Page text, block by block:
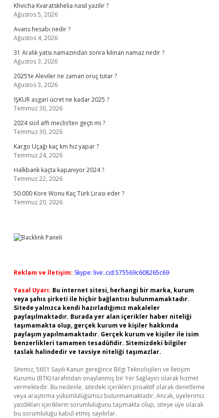
Khvicha Kvaratskhelia nasıl yazılır ?
Ağustos 5, 2026
Avans hesabı nedir ?
Ağustos 4, 2026
31 Aralık yatsı namazından sonra kılınan namaz nedir ?
Ağustos 3, 2026
2025’te Aleviler ne zaman oruç tutar ?
Ağustos 3, 2026
İŞKUR asgari ücret ne kadar 2025 ?
Temmuz 30, 2026
2024 sicil affı meclis’ten geçti mi ?
Temmuz 30, 2026
Kargo Uçağı kaç km hız yapar ?
Temmuz 24, 2026
Halkbank kaçta kapanıyor 2024 ?
Temmuz 22, 2026
50.000 Kore Wonu Kaç Türk Lirası eder ?
Temmuz 20, 2026
Reklam ve İletişim: Skype: live:.cid.575569c608265c69
Yasal Uyarı: Bu internet sitesi, herhangi bir marka, kurum
veya şahıs şirketi ile hiçbir bağlantısı bulunmamaktadır.
Sitede yalnızca kendi hazırladığımız makaleler
paylaşılmaktadır. Burada yer alan içerikler haber niteliği
taşımamakta olup, gerçek kurum ve kişiler hakkında
paylaşım yapılmamaktadır. Gerçek kurum ve kişiler ile isim
benzerlikleri tamamen tesadüfidir. Sitemizdeki bilgiler
taslak halindedir ve tavsiye niteliği taşımazlar.
Sitemiz, 5651 Sayılı Kanun gereğince Bilgi Teknolojileri ve İletişim
Kurumu (BTK) tarafından onaylanmış bir Yer Sağlayıcı olarak hizmet
vermektedir. Bu nedenle, sitedeki içerikleri proaktif olarak denetleme
veya araştırma yükümlülüğümüz bulunmamaktadır. Ancak, üyelerimiz
yazdıkları içeriklerin sorumluluğunu taşımakta olup, siteye üye olarak
bu sorumluluğu kabul etmiş sayılırlar.